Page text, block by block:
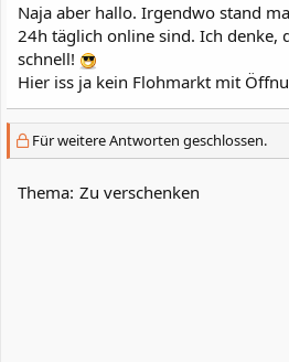
Naja aber hallo. Irgendwo stand
24h täglich online sind. Ich denke,
schnell!
Hier iss ja kein Flohmarkt mit
Für weitere Antworten geschlossen.
Thema: Zu verschenken